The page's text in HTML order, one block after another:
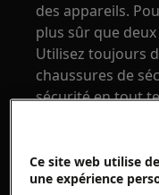
des appareils.
plus sûr que
Utilisez toujours
chaussures de
sécurité en tout
coupures dues
Ce site web utilise
une expérience